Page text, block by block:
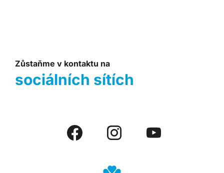
Zůstaňme v kontaktu na
sociálních sítích